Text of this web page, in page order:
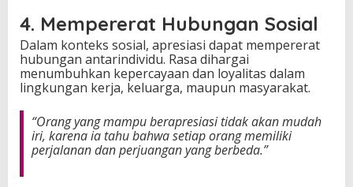
4. Mempererat Hubungan Sosial
Dalam konteks sosial, apresiasi dapat mempererat
hubungan antarindividu. Rasa dihargai
menumbuhkan kepercayaan dan loyalitas dalam
lingkungan kerja, keluarga, maupun masyarakat.
“Orang yang mampu berapresiasi tidak akan mudah
iri, karena ia tahu bahwa setiap orang memiliki
perjalanan dan perjuangan yang berbeda.”